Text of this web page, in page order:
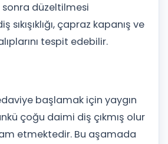
düzeltilmesi
sıkışıklığı, çapraz kapanış ve
tespit edebilir.
başlamak için yaygın
çoğu daimi diş çıkmış olur
etmektedir. Bu aşamada